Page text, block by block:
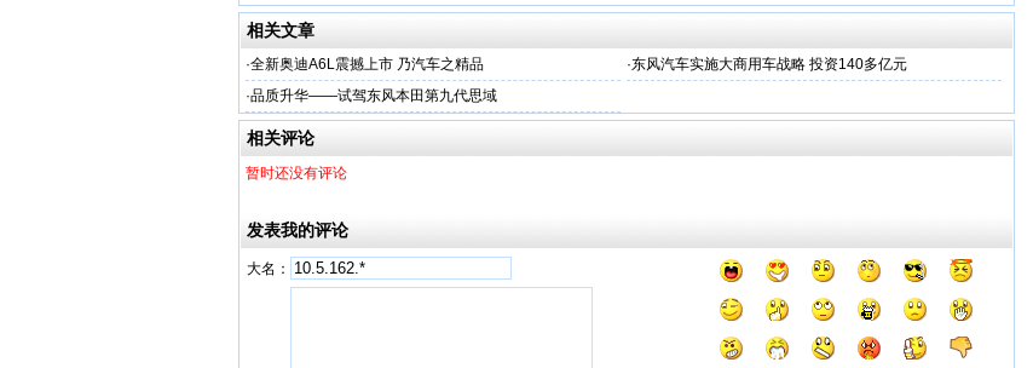
相关文章
·全新奥迪A6L震撼上市 乃汽车之精品 ·东风汽车实施大商用车战略 投资140多亿元
·品质升华——试驾东风本田第九代思域
相关评论
暂时还没有评论
发表我的评论
大名：